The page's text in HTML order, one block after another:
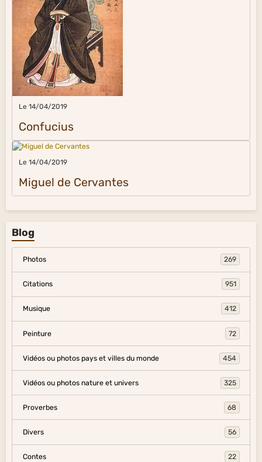
Le 14/04/2019
Confucius
Le 14/04/2019
Miguel de Cervantes
Blog
Photos 269
Citations 951
Musique 412
Peinture 72
Vidéos ou photos pays et villes du monde 454
Vidéos ou photos nature et univers 325
Proverbes 68
Divers 56
Contes 22